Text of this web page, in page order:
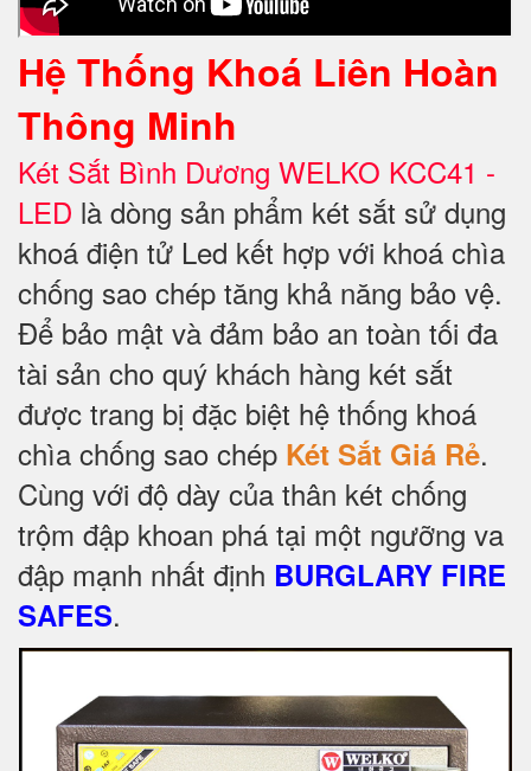
Hệ Thống Khoá Liên Hoàn
Thông Minh
Két Sắt Bình Dương WELKO KCC41 -
LED là dòng sản phẩm két sắt sử dụng
khoá điện tử Led kết hợp với khoá chìa
chống sao chép tăng khả năng bảo vệ.
Để bảo mật và đảm bảo an toàn tối đa
tài sản cho quý khách hàng két sắt
được trang bị đặc biệt hệ thống khoá
chìa chống sao chép Két Sắt Giá Rẻ.
Cùng với độ dày của thân két chống
trộm đập khoan phá tại một ngưỡng va
đập mạnh nhất định BURGLARY FIRE
SAFES.